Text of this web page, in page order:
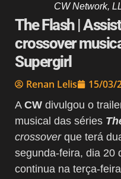
CW Network,
The Flash |
crossover
Supergirl
Renan Lelis 15/03/
A CW divulgou o
musical das séries
crossoverque terá
segunda-feira, dia 20
continua na terça-